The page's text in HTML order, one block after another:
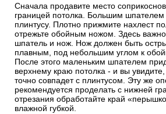
Сначала продавите место
границей потолка. Большим шпателем
плинтусу. Плотно прижмите нахлест
отрежьте обойным ножом. Здесь
шпатель и нож. Нож должен быть
плавным, под небольшим углом к
После этого маленьким шпателем
верхнему краю потолка - и вы
точно совпадет с плинтусом. Эту же
рекомендуется проделать с нижней
отрезания обработайте край
влажной губкой.